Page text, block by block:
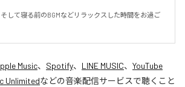
して寝る前のBGMなどリラックスした時間をお過ご
Music、 Spotify、 LINE MUSIC、 YouTube
Unlimitedなどの音楽配信サービスで聴くこと